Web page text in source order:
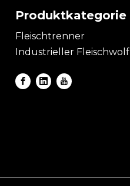
Produktkategorie
Fleischtrenner
Industrieller Fleischwolf